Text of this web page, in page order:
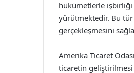
hükümetlerle işbirliği
yürütmektedir. Bu
gerçekleşmesini
Amerika Ticaret
ticaretin